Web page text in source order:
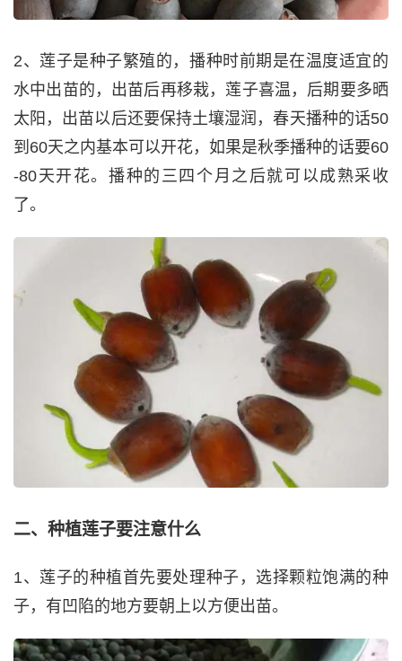
2、莲子是种子繁殖的，播种时前期是在温度适宜的
水中出苗的，出苗后再移栽，莲子喜温，后期要多晒
太阳，出苗以后还要保持土壤湿润，春天播种的话50
到60天之内基本可以开花，如果是秋季播种的话要60
-80天开花。播种的三四个月之后就可以成熟采收
了。
二、种植莲子要注意什么
1、莲子的种植首先要处理种子，选择颗粒饱满的种
子，有凹陷的地方要朝上以方便出苗。